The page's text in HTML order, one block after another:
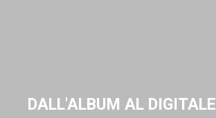
DALL'ALBUM AL DIGITALE